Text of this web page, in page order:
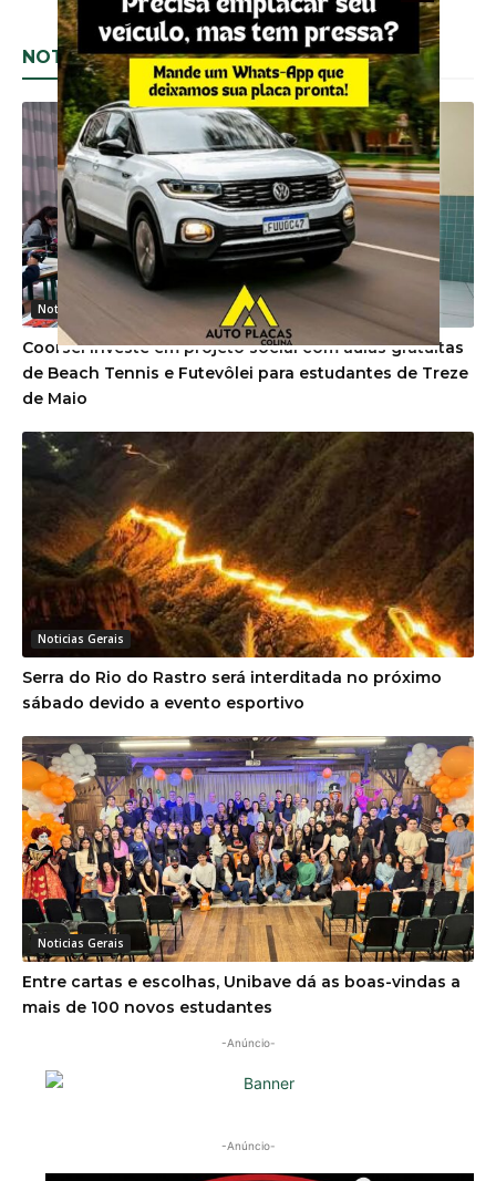
Noticias Gerais
Coorsel investe em projeto social com aulas gratuitas
de Beach Tennis e Futevôlei para estudantes de Treze
de Maio
Noticias Gerais
Serra do Rio do Rastro será interditada no próximo
sábado devido a evento esportivo
Noticias Gerais
Entre cartas e escolhas, Unibave dá as boas-vindas a
mais de 100 novos estudantes
-Anúncio-